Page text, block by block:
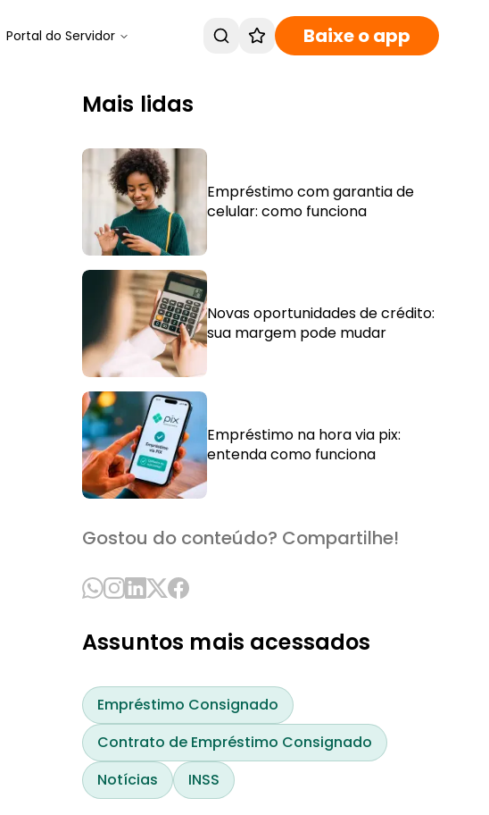
Portal do Servidor Baixe o app
Mais lidas
Empréstimo com garantia de
celular: como funciona
Novas oportunidades de crédito:
sua margem pode mudar
Empréstimo na hora via pix:
entenda como funciona
Gostou do conteúdo? Compartilhe!
Assuntos mais acessados
Empréstimo Consignado
Contrato de Empréstimo Consignado
Notícias
INSS